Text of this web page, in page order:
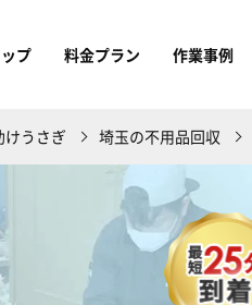
ップ 料金プラン 作業事例
けうさぎ 埼玉の不用品回収